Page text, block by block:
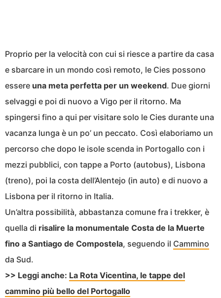
Proprio per la velocità con cui si riesce a partire da casa
e sbarcare in un mondo così remoto, le Cies possono
essere una meta perfetta per un weekend. Due giorni
selvaggi e poi di nuovo a Vigo per il ritorno. Ma
spingersi fino a qui per visitare solo le Cies durante una
vacanza lunga è un po’ un peccato. Così elaboriamo un
percorso che dopo le isole scenda in Portogallo con i
mezzi pubblici, con tappe a Porto (autobus), Lisbona
(treno), poi la costa dell’Alentejo (in auto) e di nuovo a
Lisbona per il ritorno in Italia.
Un’altra possibilità, abbastanza comune fra i trekker, è
quella di risalire la monumentale Costa de la Muerte
fino a Santiago de Compostela, seguendo il Cammino
da Sud.
>> Leggi anche: La Rota Vicentina, le tappe del
cammino più bello del Portogallo